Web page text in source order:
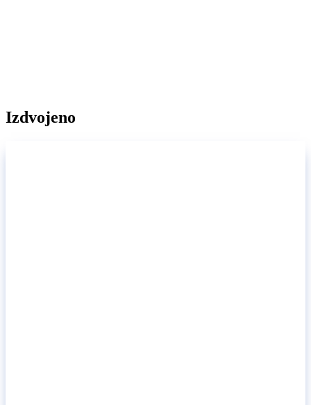
Izdvojeno